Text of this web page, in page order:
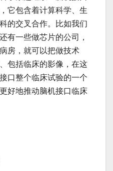
它包含着计算科学、生
的交叉合作。比如我们
有一些做芯片的公司，
房，就可以把做技术
包括临床的影像，在这
口整个临床试验的一个
好地推动脑机接口临床